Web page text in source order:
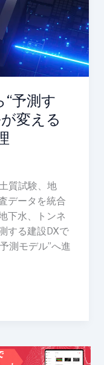
“予測す
変える
質試験、地
データを統合
下水、トンネ
する建設DXで
測モデル”へ進